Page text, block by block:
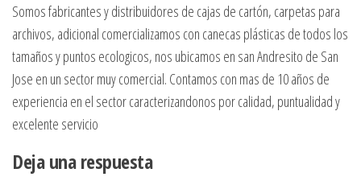
Somos fabricantes y distribuidores de cajas de cartón, carpetas para
archivos, adicional comercializamos con canecas plásticas de todos los
tamaños y puntos ecologicos, nos ubicamos en san Andresito de San
Jose en un sector muy comercial. Contamos con mas de 10 años de
experiencia en el sector caracterizandonos por calidad, puntualidad y
excelente servicio
Deja una respuesta